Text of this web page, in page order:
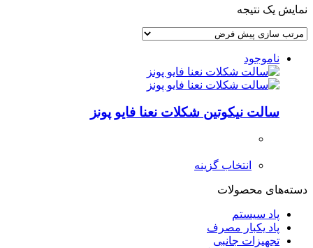
نمایش یک نتیجه
ناموجود
سالت نیکوتین شکلات نعنا فایو پونز
انتخاب گزینه
دسته‌های محصولات
پاد سیستم
پاد یکبار مصرف
تجهیزات جانبی